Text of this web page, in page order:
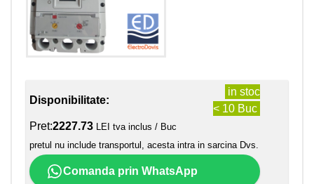
Disponibilitate:
in stoc
< 10 Buc
Pret:2227.73 LEI tva inclus / Buc
pretul nu include transportul, acesta intra in sarcina Dvs.
Comanda prin WhatsApp